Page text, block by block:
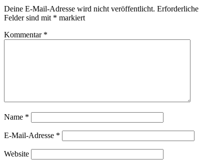
Deine E-Mail-Adresse wird nicht veröffentlicht. Erforderliche
Felder sind mit * markiert
Kommentar *
Name *
E-Mail-Adresse *
Website